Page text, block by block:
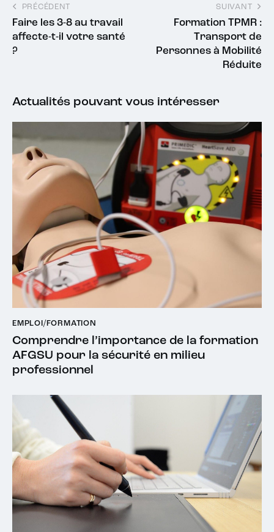
PRÉCÉDENT
Faire les 3-8 au travail
affecte-t-il votre santé
?
SUIVANT
Formation TPMR :
Transport de
Personnes à Mobilité
Réduite
Actualités pouvant vous intéresser
EMPLOI/FORMATION
Comprendre l’importance de la formation
AFGSU pour la sécurité en milieu
professionnel